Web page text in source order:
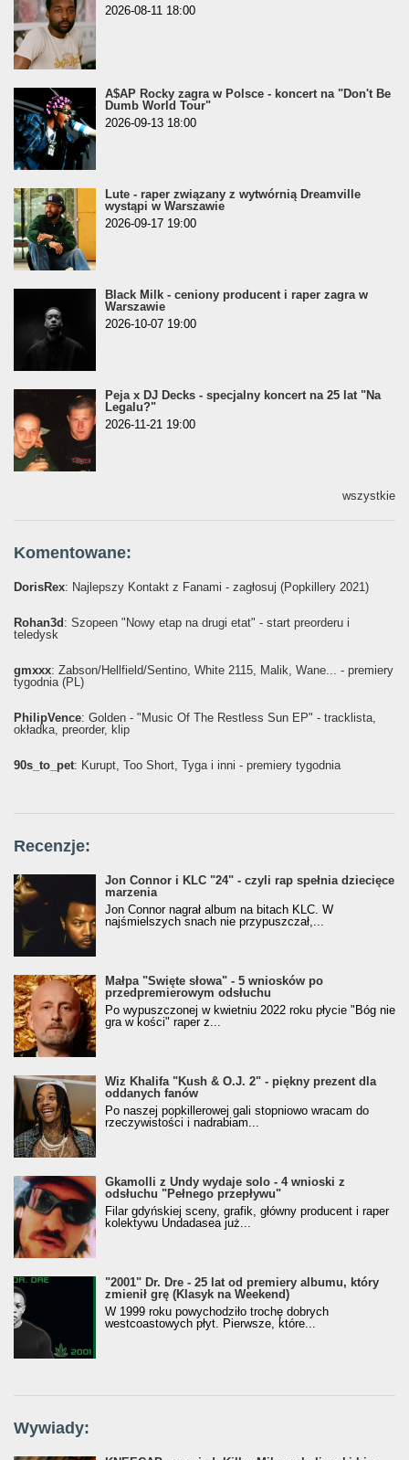
2026-08-11 18:00
A$AP Rocky zagra w Polsce - koncert na "Don't Be
Dumb World Tour"
2026-09-13 18:00
Lute - raper związany z wytwórnią Dreamville
wystąpi w Warszawie
2026-09-17 19:00
Black Milk - ceniony producent i raper zagra w
Warszawie
2026-10-07 19:00
Peja x DJ Decks - specjalny koncert na 25 lat "Na
Legalu?"
2026-11-21 19:00
wszystkie
Komentowane:
DorisRex: Najlepszy Kontakt z Fanami - zagłosuj (Popkillery 2021)
Rohan3d : Szopeen "Nowy etap na drugi etat" - start preorderu i
teledysk
gmxxx: Żabson/Hellfield/Sentino, White 2115, Malik, Wane... - premiery
tygodnia (PL)
PhilipVence: Golden - "Music Of The Restless Sun EP" - tracklista,
okładka, preorder, klip
90s_to_pet: Kurupt, Too Short, Tyga i inni - premiery tygodnia
Recenzje:
Jon Connor i KLC "24" - czyli rap spełnia dziecięce
marzenia
Jon Connor nagrał album na bitach KLC. W
najśmielszych snach nie przypuszczał,...
Małpa "Święte słowa" - 5 wniosków po
przedpremierowym odsłuchu
Po wypuszczonej w kwietniu 2022 roku płycie "Bóg nie
gra w kości" raper z...
Wiz Khalifa "Kush & O.J. 2" - piękny prezent dla
oddanych fanów
Po naszej popkillerowej gali stopniowo wracam do
rzeczywistości i nadrabiam...
Gkamolli z Undy wydaje solo - 4 wnioski z
odsłuchu "Pełnego przepływu"
Filar gdyńskiej sceny, grafik, główny producent i raper
kolektywu Undadasea już...
"2001" Dr. Dre - 25 lat od premiery albumu, który
zmienił grę (Klasyk na Weekend)
W 1999 roku powychodziło trochę dobrych
westcoastowych płyt. Pierwsze, które...
Wywiady: